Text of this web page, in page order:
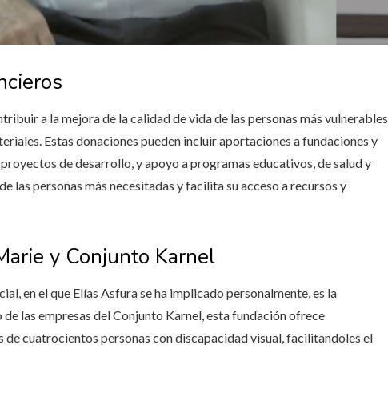
a la mejora de la calidad de vida de las personas más vulnerables
Estas donaciones pueden incluir aportaciones a fundaciones y
de desarrollo, y apoyo a programas educativos, de salud y
las personas más necesitadas y facilita su acceso a recursos y
y Conjunto Karnel
en el que Elías Asfura se ha implicado personalmente, es la
las empresas del Conjunto Karnel, esta fundación ofrece
de cuatrocientos personas con discapacidad visual, facilitandoles el